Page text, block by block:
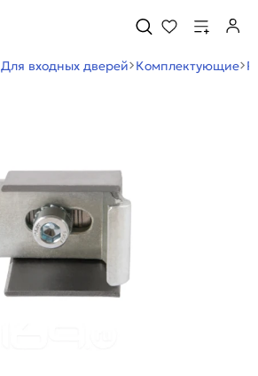
Для входных дверей Комплектующие